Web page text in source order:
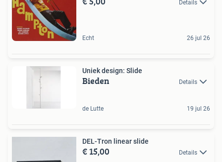
Details
Echt 26 jul 26
Uniek design: Slide
Bieden Details
de Lutte 19 jul 26
DEL-Tron linear slide
€ 15,00 Details